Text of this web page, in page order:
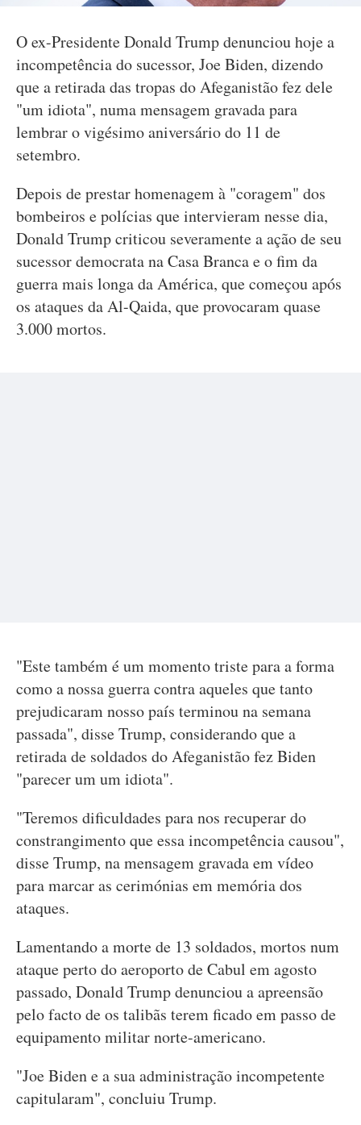
O ex-Presidente Donald Trump denunciou hoje a
incompetência do sucessor, Joe Biden, dizendo
que a retirada das tropas do Afeganistão fez dele
"um idiota", numa mensagem gravada para
lembrar o vigésimo aniversário do 11 de
setembro.
Depois de prestar homenagem à "coragem" dos
bombeiros e polícias que intervieram nesse dia,
Donald Trump criticou severamente a ação de seu
sucessor democrata na Casa Branca e o fim da
guerra mais longa da América, que começou após
os ataques da Al-Qaida, que provocaram quase
3.000 mortos.
"Este também é um momento triste para a forma
como a nossa guerra contra aqueles que tanto
prejudicaram nosso país terminou na semana
passada", disse Trump, considerando que a
retirada de soldados do Afeganistão fez Biden
"parecer um um idiota".
"Teremos dificuldades para nos recuperar do
constrangimento que essa incompetência causou",
disse Trump, na mensagem gravada em vídeo
para marcar as cerimónias em memória dos
ataques.
Lamentando a morte de 13 soldados, mortos num
ataque perto do aeroporto de Cabul em agosto
passado, Donald Trump denunciou a apreensão
pelo facto de os talibãs terem ficado em passo de
equipamento militar norte-americano.
"Joe Biden e a sua administração incompetente
capitularam", concluiu Trump.